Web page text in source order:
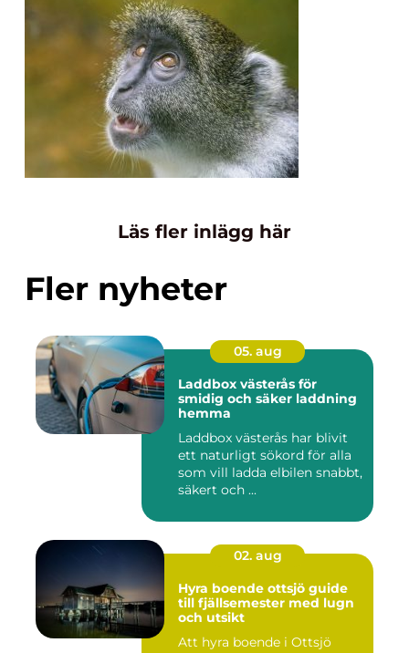
Läs fler inlägg här
Fler nyheter
05. aug
Laddbox västerås för
smidig och säker laddning
hemma
Laddbox västerås har blivit
ett naturligt sökord för alla
som vill ladda elbilen snabbt,
säkert och ...
02. aug
Hyra boende ottsjö guide
till fjällsemester med lugn
och utsikt
Att hyra boende i Ottsjö